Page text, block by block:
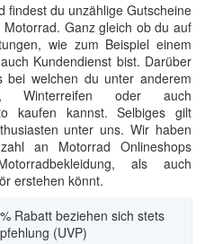
findest du unzählige Gutscheine
Ganz gleich ob du auf
wie zum Beispiel einem
Kundendienst bist. Darüber
bei welchen du unter anderem
Winterreifen oder auch
kaufen kannst. Selbiges gilt
unter uns. Wir haben
an Motorrad Onlineshops
als auch
erstehen könnt.
Rabatt beziehen sich stets
(UVP)